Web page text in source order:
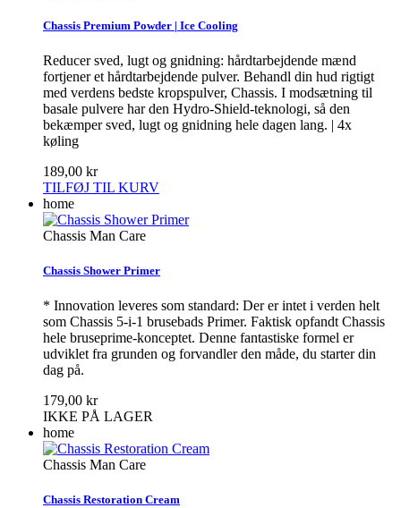
Chassis Premium Powder | Ice Cooling
Reducer sved, lugt og gnidning: hårdtarbejdende mænd
fortjener et hårdtarbejdende pulver. Behandl din hud rigtigt
med verdens bedste kropspulver, Chassis. I modsætning til
basale pulvere har den Hydro-Shield-teknologi, så den
bekæmper sved, lugt og gnidning hele dagen lang. | 4x
køling
189,00 kr
TILFØJ TIL KURV
home
Chassis Man Care
Chassis Shower Primer
* Innovation leveres som standard: Der er intet i verden helt
som Chassis 5-i-1 brusebads Primer. Faktisk opfandt Chassis
hele bruseprime-konceptet. Denne fantastiske formel er
udviklet fra grunden og forvandler den måde, du starter din
dag på.
179,00 kr
IKKE PÅ LAGER
home
Chassis Man Care
Chassis Restoration Cream